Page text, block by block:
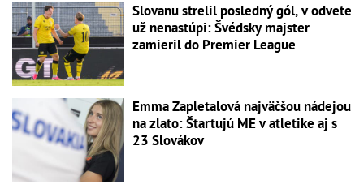
Slovanu strelil posledný gól, v odvete
už nenastúpi: Švédsky majster
zamieril do Premier League
Emma Zapletalová najväčšou nádejou
na zlato: Štartujú ME v atletike aj s
23 Slovákov